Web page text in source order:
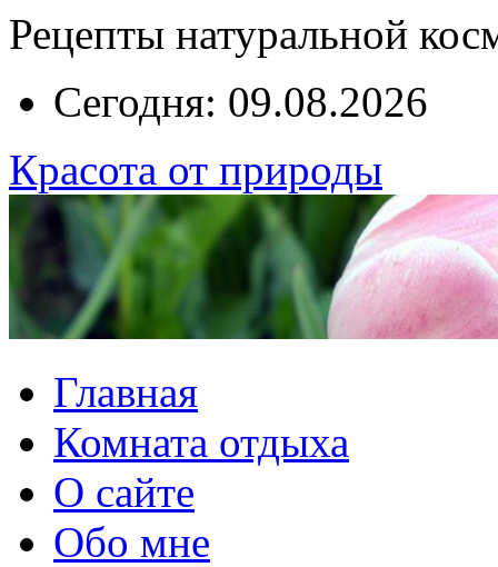
Рецепты натуральной
Сегодня: 09.08.2026
Красота от природы
Главная
Комната отдыха
О сайте
Обо мне